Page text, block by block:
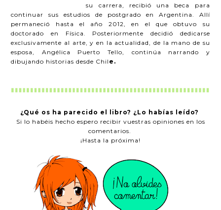
su carrera, recibió una beca para
continuar sus estudios de postgrado en Argentina. Allí
permaneció hasta el año 2012, en el que obtuvo su
doctorado en Física. Posteriormente decidió dedicarse
exclusivamente al arte, y en la actualidad, de la mano de su
esposa, Angélica Puerto Tello, continúa narrando y
dibujando historias desde Chil e.
¿Qué os ha parecido el libro? ¿Lo habías leído?
Si lo habéis hecho espero recibir vuestras opiniones en los
comentarios.
¡Hasta la próxima!